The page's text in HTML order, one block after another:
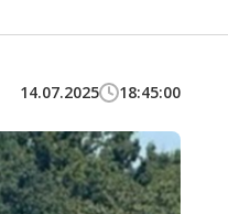
14.07.2025 18:45:00